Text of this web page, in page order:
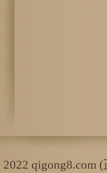
2022 qigong8.com (